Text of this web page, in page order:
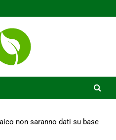
non saranno dati su base